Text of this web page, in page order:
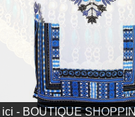
ici - BOUTIQUE